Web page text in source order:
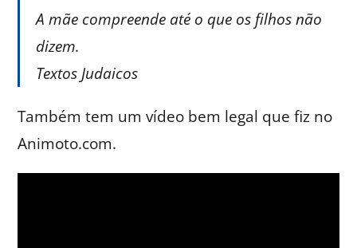
A mãe compreende até o que os filhos não
dizem.
Textos Judaicos
Também tem um vídeo bem legal que fiz no
Animoto.com.